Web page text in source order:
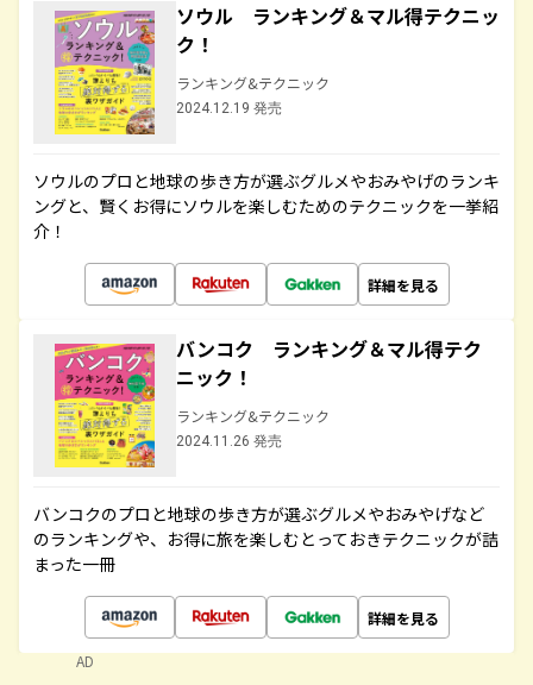
ソウル ランキング＆マル得テクニッ
ク！
ランキング&テクニック
2024.12.19 発売
ソウルのプロと地球の歩き方が選ぶグルメやおみやげのランキ
ングと、賢くお得にソウルを楽しむためのテクニックを一挙紹
介！
詳細を見る
バンコク ランキング＆マル得テク
ニック！
ランキング&テクニック
2024.11.26 発売
バンコクのプロと地球の歩き方が選ぶグルメやおみやげなど
のランキングや、お得に旅を楽しむとっておきテクニックが詰
まった一冊
詳細を見る
AD